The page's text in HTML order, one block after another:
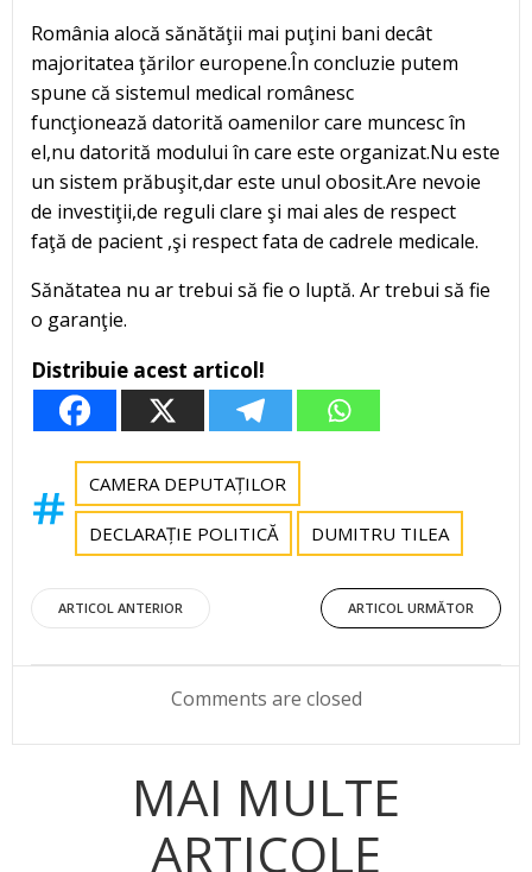
România alocă sănătăţii mai puţini bani decât
majoritatea ţărilor europene.În concluzie putem
spune că sistemul medical românesc
funcţionează datorită oamenilor care muncesc în
el,nu datorită modului în care este organizat.Nu este
un sistem prăbuşit,dar este unul obosit.Are nevoie
de investiţii,de reguli clare şi mai ales de respect
faţă de pacient ,şi respect fata de cadrele medicale.
Sănătatea nu ar trebui să fie o luptă. Ar trebui să fie
o garanţie.
Distribuie acest articol!
CAMERA DEPUTAȚILOR
DECLARAȚIE POLITICĂ DUMITRU TILEA
Post
navigation
ARTICOL ANTERIOR
Post
navigation
ARTICOL URMĂTOR
Comments are closed
MAI MULTE
ARTICOLE